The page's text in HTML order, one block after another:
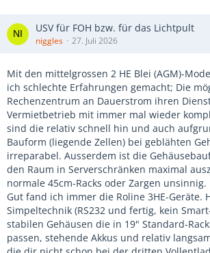
USV für FOH bzw. für das Lichtpult
niggles 27. Juli 2026
Mit den mittelgrossen 2 HE Blei (AGM)-
ich schlechte Erfahrungen gemacht; Die
Rechenzentrum an Dauerstrom ihren
Vermietbetrieb mit immer mal wieder
sind die relativ schnell hin und auch
Bauform (liegende Zellen) bei geblähten
irreparabel. Ausserdem ist die
den Raum in Serverschränken maximal
normale 45cm-Racks oder Zargen unsinnig.
Gut fand ich immer die Roline 3HE-Geräte.
Simpeltechnik (RS232 und fertig, kein
stabilen Gehäusen die in 19" Standard-
passen, stehende Akkus und relativ